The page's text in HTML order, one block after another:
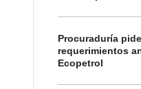
Procuraduría
requerimientos
Ecopetrol